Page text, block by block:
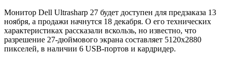
Монитор Dell Ultrasharp 27 будет доступен для предзаказа 13
ноября, а продажи начнутся 18 декабря. О его технических
характеристиках рассказали вскользь, но известно, что
разрешение 27-дюймового экрана составляет 5120х2880
пикселей, в наличии 6 USB-портов и кардридер.